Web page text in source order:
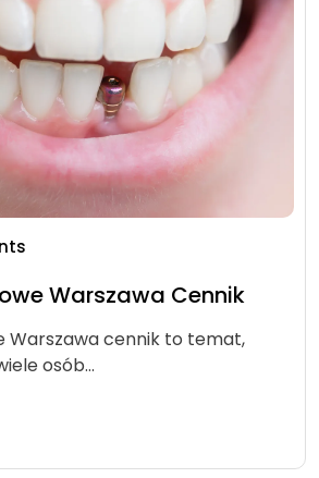
Warszawa Cennik
Warszawa cennik to temat,
osób…